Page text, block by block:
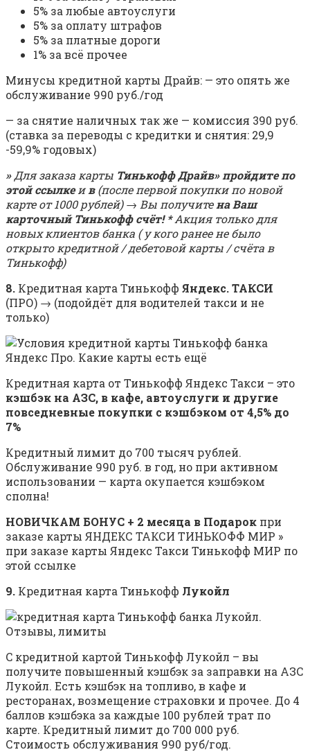
5% за любые автоуслуги
5% за оплату штрафов
5% за платные дороги
1% за всё прочее
Минусы кредитной карты Драйв: — это опять же
обслуживание 990 руб./год
— за снятие наличных так же — комиссия 390 руб.
(ставка за переводы с кредитки и снятия: 29,9
-59,9% годовых)
»Для заказа карты Тинькофф Драйв» пройдите по
этой ссылкеив(после первой покупки по новой
карте от 1000 рублей) → Вы получитена Ваш
карточный Тинькофф счёт! *Акция только для
новых клиентов банка ( у кого ранее не было
открыто кредитной / дебетовой карты / счёта в
Тинькофф)
8. Кредитная карта Тинькофф Яндекс. ТАКСИ
(ПРО) → (подойдёт для водителей такси и не
только)
Кредитная карта от Тинькофф Яндекс Такси – это
кэшбэк на АЗС, в кафе, автоуслуги и другие
повседневные покупки с кэшбэком от 4,5% до
7%
Кредитный лимит до 700 тысяч рублей.
Обслуживание 990 руб. в год, но при активном
использовании — карта окупается кэшбэком
сполна!
НОВИЧКАМ БОНУС + 2 месяца в Подарок при
заказе карты ЯНДЕКС ТАКСИ ТИНЬКОФФ МИР »
при заказе карты Яндекс Такси Тинькофф МИР по
этой ссылке
9. Кредитная карта Тинькофф Лукойл
C кредитной картой Тинькофф Лукойл – вы
получите повышенный кэшбэк за заправки на АЗС
Лукойл. Есть кэшбэк на топливо, в кафе и
ресторанах, возмещение страховки и прочее. До 4
баллов кэшбэка за каждые 100 рублей трат по
карте. Кредитный лимит до 700 000 руб.
Стоимость обслуживания 990 руб/год.